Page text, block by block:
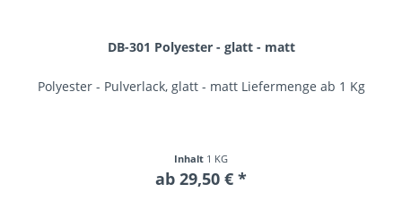
DB-301 Polyester - glatt - matt
Polyester - Pulverlack, glatt - matt Liefermenge ab 1 Kg
Inhalt 1 KG
ab 29,50 € *